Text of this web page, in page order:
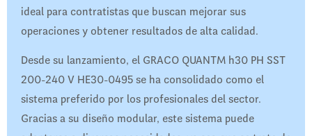
ideal para contratistas que buscan mejorar sus
operaciones y obtener resultados de alta calidad.
Desde su lanzamiento, el GRACO QUANTM h30 PH SST
200-240 V HE30-0495 se ha consolidado como el
sistema preferido por los profesionales del sector.
Gracias a su diseño modular, este sistema puede